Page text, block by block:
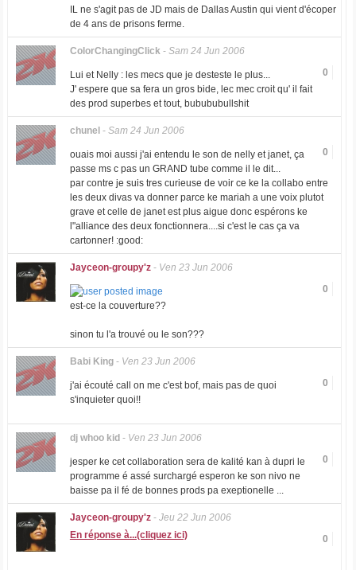
IL ne s'agit pas de JD mais de Dallas Austin qui vient d'écoper
de 4 ans de prisons ferme.
ColorChangingClick- Sam 24 Jun 2006
0
Lui et Nelly : les mecs que je desteste le plus...
J' espere que sa fera un gros bide, lec mec croit qu' il fait
des prod superbes et tout, bubububullshit
chunel - Sam 24 Jun 2006
0
ouais moi aussi j'ai entendu le son de nelly et janet, ça
passe ms c pas un GRAND tube comme il le dit...
par contre je suis tres curieuse de voir ce ke la collabo entre
les deux divas va donner parce ke mariah a une voix plutot
grave et celle de janet est plus aigue donc espérons ke
l"alliance des deux fonctionnera....si c'est le cas ça va
cartonner! :good:
Jayceon-groupy'z- Ven 23 Jun 2006
0
est-ce la couverture??
sinon tu l'a trouvé ou le son???
Babi King- Ven 23 Jun 2006
0
j'ai écouté call on me c'est bof, mais pas de quoi
s'inquieter quoi!!
dj whoo kid - Ven 23 Jun 2006
0
jesper ke cet collaboration sera de kalité kan à dupri le
programme é assé surchargé esperon ke son nivo ne
baisse pa il fé de bonnes prods pa exeptionelle ...
Jayceon-groupy'z- Jeu 22 Jun 2006
0
En réponse à...(cliquez ici)